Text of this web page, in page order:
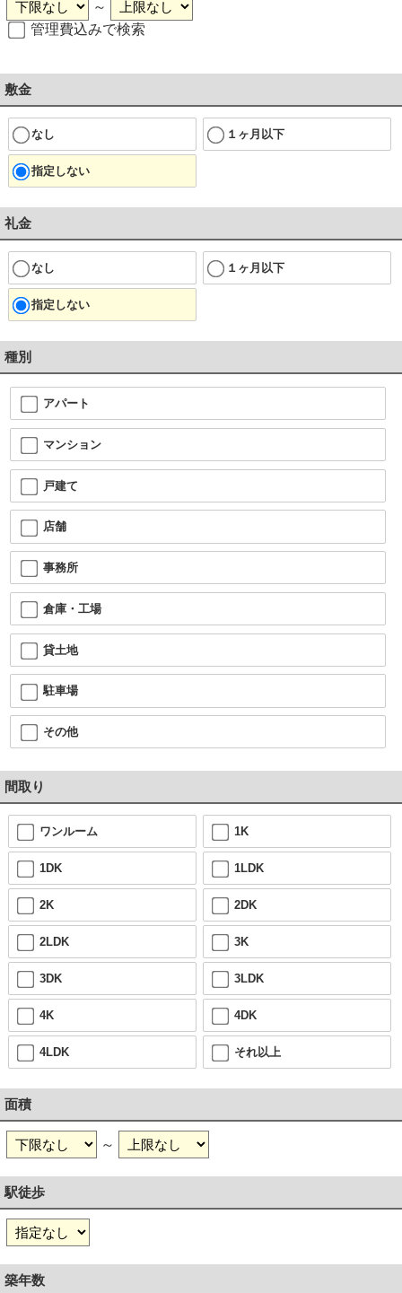
～
管理費込みで検索
敷金
なし １ヶ月以下
指定しない
礼金
なし １ヶ月以下
指定しない
種別
アパート
マンション
戸建て
店舗
事務所
倉庫・工場
貸土地
駐車場
その他
間取り
ワンルーム 1K
1DK 1LDK
2K 2DK
2LDK 3K
3DK 3LDK
4K 4DK
4LDK それ以上
面積
～
駅徒歩
築年数